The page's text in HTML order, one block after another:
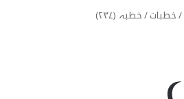
/خطبات/خطبہ (۲۳۷)